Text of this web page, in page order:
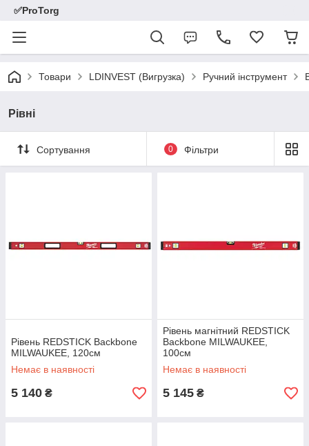
✅ProTorg
Товари LDINVEST (Вигрузка) Ручний інструмент
Рівні
Сортування 0 Фільтри
Рівень REDSTICK Backbone
MILWAUKEE, 120см
Немає в наявності
5 140 ₴
Рівень магнітний REDSTICK
Backbone MILWAUKEE,
100см
Немає в наявності
5 145 ₴